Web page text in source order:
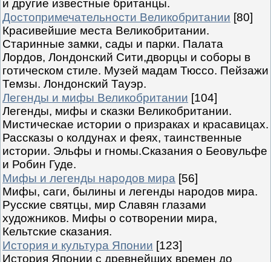
и другие известные британцы.
Достопримечательности Великобритании [80]
Красивейшие места Великобритании.
Старинные замки, сады и парки. Палата
Лордов, Лондонский Сити,дворцы и соборы в
готическом стиле. Музей мадам Тюссо. Пейзажи
Темзы. Лондонский Тауэр.
Легенды и мифы Великобритании [104]
Легенды, мифы и сказки Великобритании.
Мистическае истории о призраках и красавицах.
Рассказы о колдунах и феях, таинственные
истории. Эльфы и гномы.Сказания о Беовульфе
и Робин Гуде.
Мифы и легенды народов мира [56]
Мифы, саги, былины и легенды народов мира.
Русские святцы, мир Славян глазами
художников. Мифы о сотворении мира,
Кельтские сказания.
История и культура Японии [123]
История Японии с древнейших времен до